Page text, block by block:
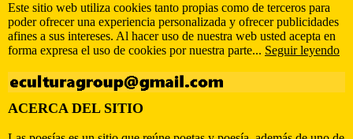
Este sitio web utiliza cookies tanto propias como de terceros para
poder ofrecer una experiencia personalizada y ofrecer publicidades
afines a sus intereses. Al hacer uso de nuestra web usted acepta en
forma expresa el uso de cookies por nuestra parte... Seguir leyendo
ACERCA DEL SITIO